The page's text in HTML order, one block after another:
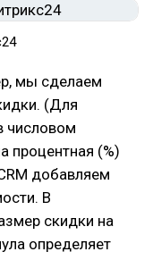
мы сделаем
(Для
числовом
процентная (%)
добавляем
В
скидки на
определяет